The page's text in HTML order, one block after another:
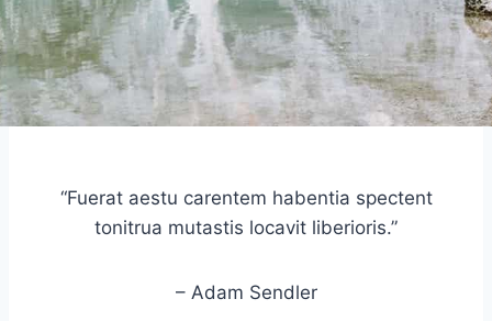
“Fuerat aestu carentem habentia spectent
tonitrua mutastis locavit liberioris.”
– Adam Sendler